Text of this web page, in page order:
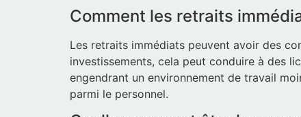
Comment les retraits
Les retraits immédiats peuvent avoir des
investissements, cela peut conduire à des
engendrant un environnement de travail
parmi le personnel.